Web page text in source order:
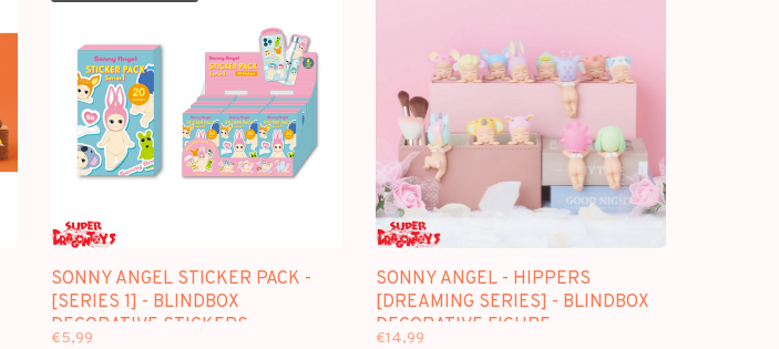
SONNY ANGEL STICKER PACK -
[SERIES 1] - BLINDBOX
DECORATIVE STICKERS
€5,99
SONNY ANGEL - HIPPERS
[DREAMING SERIES] - BLINDBOX
DECORATIVE FIGURE
€14,99